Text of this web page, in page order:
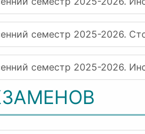
семестр 2025-2026.
семестр 2025-2026.